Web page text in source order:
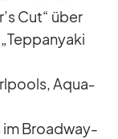
Cut“ über
Aqua­
Broad­way-